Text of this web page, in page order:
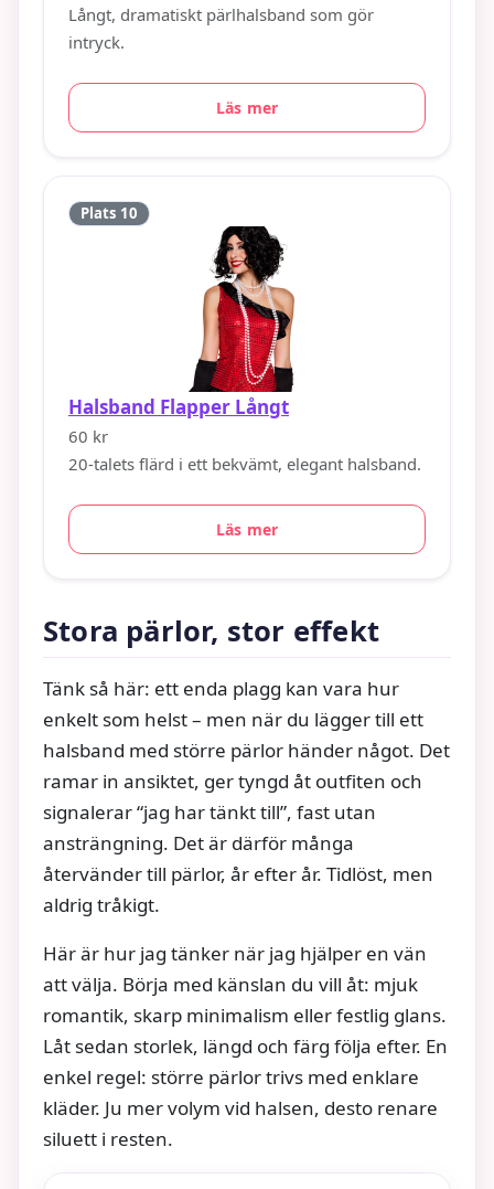
Långt, dramatiskt pärlhalsband som gör
intryck.
Läs mer
Plats 10
Halsband Flapper Långt
60 kr
20-talets flärd i ett bekvämt, elegant halsband.
Läs mer
Stora pärlor, stor effekt
Tänk så här: ett enda plagg kan vara hur
enkelt som helst – men när du lägger till ett
halsband med större pärlor händer något. Det
ramar in ansiktet, ger tyngd åt outfiten och
signalerar “jag har tänkt till”, fast utan
ansträngning. Det är därför många
återvänder till pärlor, år efter år. Tidlöst, men
aldrig tråkigt.
Här är hur jag tänker när jag hjälper en vän
att välja. Börja med känslan du vill åt: mjuk
romantik, skarp minimalism eller festlig glans.
Låt sedan storlek, längd och färg följa efter. En
enkel regel: större pärlor trivs med enklare
kläder. Ju mer volym vid halsen, desto renare
siluett i resten.